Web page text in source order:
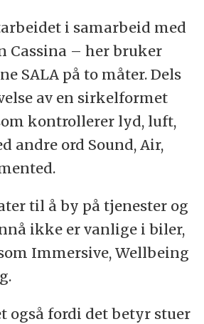
i samarbeid med
Cassina – her bruker
SALA på to måter. Dels
av en sirkelformet
kontrollerer lyd, luft,
andre ord Sound, Air,
til å by på tjenester og
ikke er vanlige i biler,
Immersive, Wellbeing
også fordi det betyr stuer